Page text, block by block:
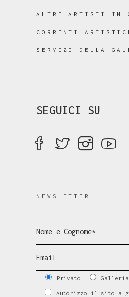
ALTRI ARTISTI IN
CORRENTI
SERVIZI DELLA
SEGUICI SU
NEWSLETTER
Privato Galleria
Autorizzo il sito a